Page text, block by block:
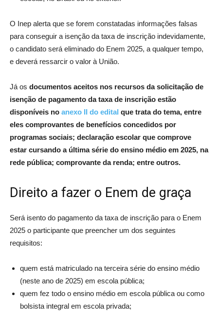
O Inep alerta que se forem constatadas informações falsas
para conseguir a isenção da taxa de inscrição indevidamente,
o candidato será eliminado do Enem 2025, a qualquer tempo,
e deverá ressarcir o valor à União.
Já os documentos aceitos nos recursos da solicitação de
isenção de pagamento da taxa de inscrição estão
disponíveis no anexo II do edital que trata do tema, entre
eles comprovantes de benefícios concedidos por
programas sociais; declaração escolar que comprove
estar cursando a última série do ensino médio em 2025, na
rede pública; comprovante da renda; entre outros.
Direito a fazer o Enem de graça
Será isento do pagamento da taxa de inscrição para o Enem
2025 o participante que preencher um dos seguintes
requisitos:
quem está matriculado na terceira série do ensino médio
(neste ano de 2025) em escola pública;
quem fez todo o ensino médio em escola pública ou como
bolsista integral em escola privada;